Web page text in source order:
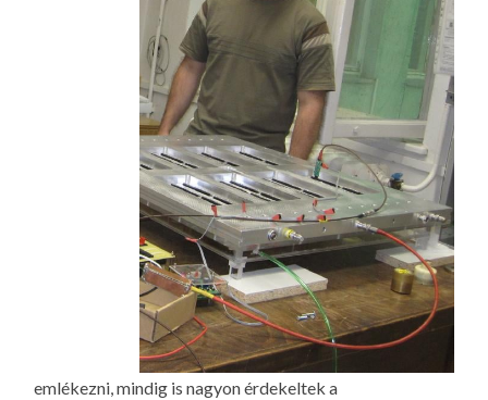
emlékezni, mindig is nagyon érdekeltek a